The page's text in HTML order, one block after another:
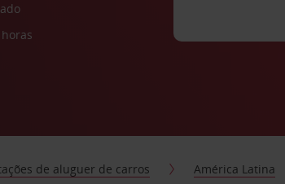
de aluguer de carros América Latina